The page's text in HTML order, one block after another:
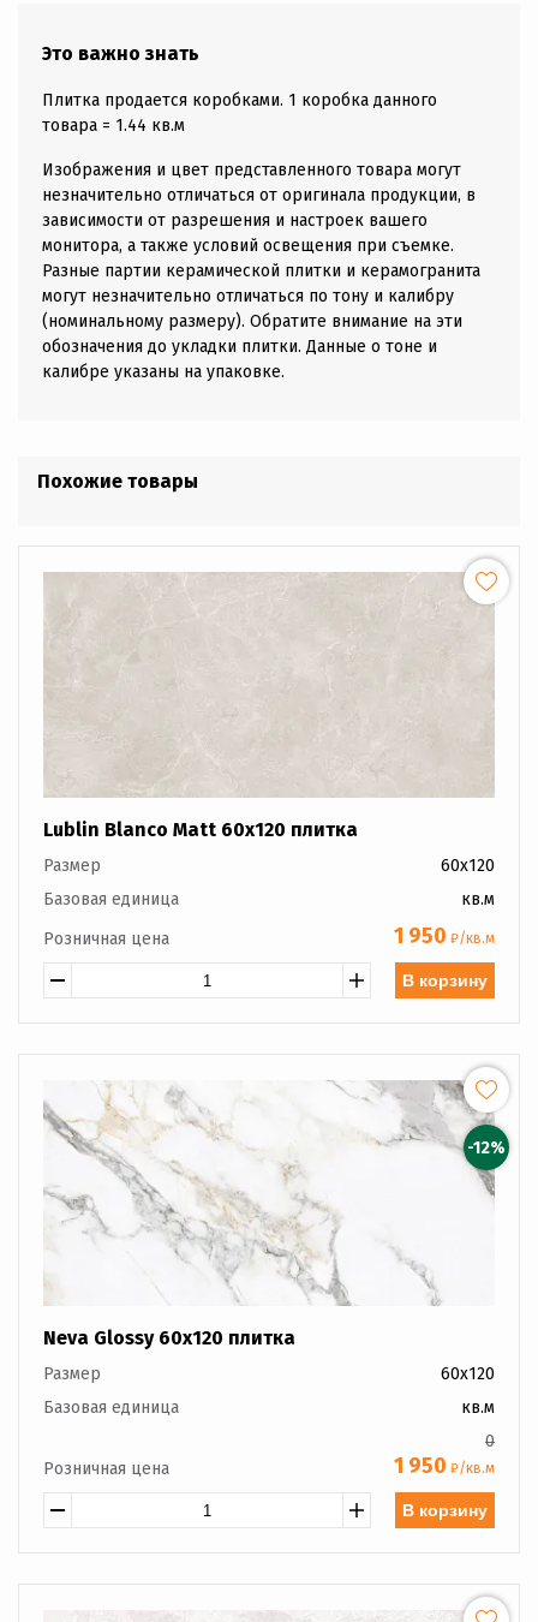
Это важно знать
Плитка продается коробками. 1 коробка данного
товара = 1.44 кв.м
Изображения и цвет представленного товара могут
незначительно отличаться от оригинала продукции, в
зависимости от разрешения и настроек вашего
монитора, а также условий освещения при съемке.
Разные партии керамической плитки и керамогранита
могут незначительно отличаться по тону и калибру
(номинальному размеру). Обратите внимание на эти
обозначения до укладки плитки. Данные о тоне и
калибре указаны на упаковке.
Похожие товары
Lublin Blanco Matt 60x120 плитка
Размер
60x120
Базовая единица
кв.м
Розничная цена
1 950 ₽/кв.м
В корзину
-12%
Neva Glossy 60x120 плитка
Размер
60x120
Базовая единица
кв.м
Розничная цена
0
1 950 ₽/кв.м
В корзину